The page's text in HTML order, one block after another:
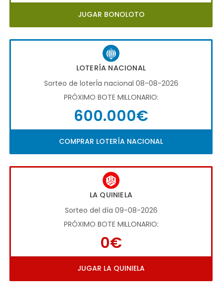
JUGAR BONOLOTO
LOTERÍA NACIONAL
Sorteo de loterÍa nacional 08-08-2026
PRÓXIMO BOTE MILLONARIO:
600.000€
COMPRAR LOTERÍA NACIONAL
LA QUINIELA
Sorteo del día 09-08-2026
PRÓXIMO BOTE MILLONARIO:
0€
JUGAR LA QUINIELA